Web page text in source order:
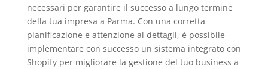
necessari per garantire il successo a lungo termine
della tua impresa a Parma. Con una corretta
pianificazione e attenzione ai dettagli, è possibile
implementare con successo un sistema integrato con
Shopify per migliorare la gestione del tuo business a